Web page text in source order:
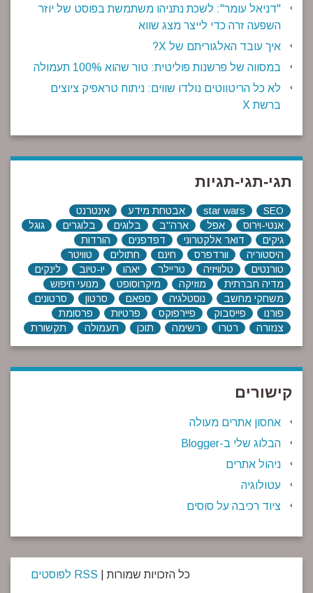
"דניאל עומר": לשכת נתניהו משתמשת בפוסט של יוזר
השפעה זרה כדי לייצר מצג שווא
איך עובד האלגוריתם של X?
במסווה של פרשנות פוליטית: טור שהוא 100% תעמולה
לא כל הריטווטים נולדו שווים: ניתוח טראפיק ציוצים
ברשת X
תגי-תגי-תגיות
SEO
star wars אבטחת מידע
אינטרנט
אנטי-וירוס
אפל ארה"ב בלוגים בלוגרים
גוגל
גיקים
דואר אלקטרוני דפדפנים
הורדות
היסטוריה
וורדפרס חינם חתולים
טוויטר
טורנטים
טלוויזיה טריילר יאהו יו-טיוב
לינקים
מדיה חברתית
מוזיקה מיקרוסופט
מנועי חיפוש
משחקי מחשב
נוסטלגיה ספאם סרטון
סרטונים
פורנו
פייסבוק פיירפוקס פרטיות
פרסומת
צנזורה
רטרו רשימה תוכן תעמולה תקשורת
קישורים
אחסון אתרים מעולה
הבלוג שלי ב-Blogger
ניהול אתרים
עטולוגיה
ציוד רכיבה על סוסים
כל הזכויות שמורות | RSS לפוסטים